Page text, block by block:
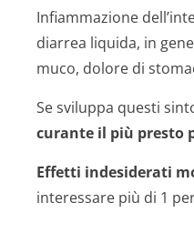
Infiammazione
diarrea liquida, in
muco, dolore di
Se sviluppa questi
curante il più presto
Effetti indesiderati
interessare più di 1